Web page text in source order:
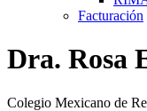
Facturación
Dra. Rosa
Colegio Mexicano de